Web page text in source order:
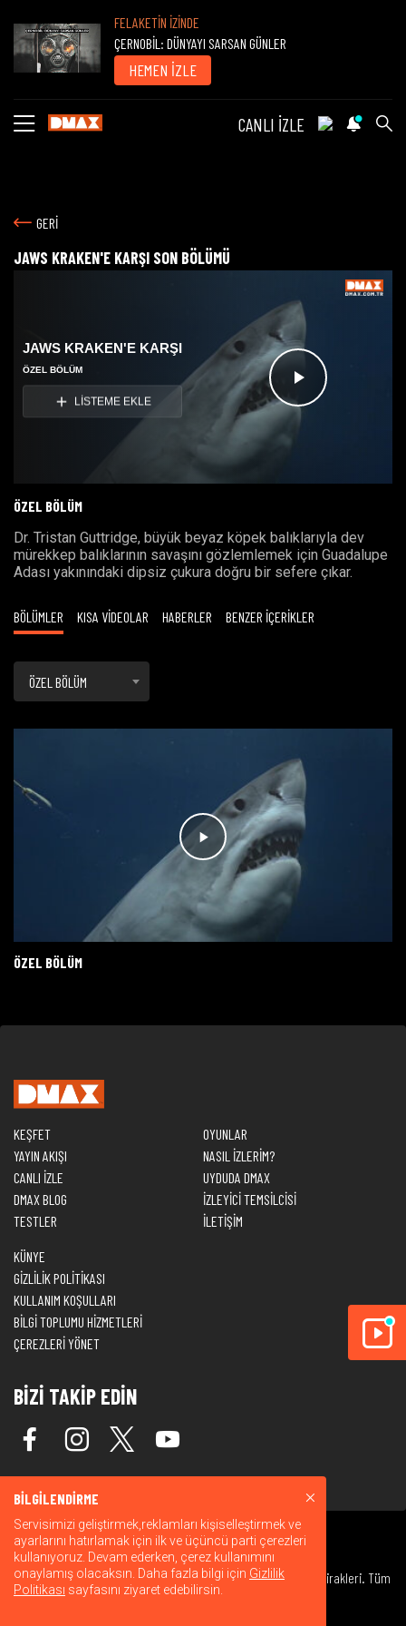
FELAKETİN İZİNDE
ÇERNOBİL: DÜNYAYI SARSAN GÜNLER
HEMEN İZLE
CANLI İZLE
GERİ
JAWS KRAKEN'E KARŞI SON BÖLÜMÜ
Videoyu
JAWS KRAKEN'E KARŞI
ÖZEL BÖLÜM
LİSTEME EKLE
ÖZEL BÖLÜM
Dr. Tristan Guttridge, büyük beyaz köpek balıklarıyla dev
mürekkep balıklarının savaşını gözlemlemek için Guadalupe
Adası yakınındaki dipsiz çukura doğru bir sefere çıkar.
BÖLÜMLER KISA VİDEOLAR HABERLER BENZER İÇERİKLER
ÖZEL BÖLÜM
ÖZEL BÖLÜM
KEŞFET
YAYIN AKIŞI
CANLI İZLE
DMAX BLOG
TESTLER
OYUNLAR
NASIL İZLERİM?
UYDUDA DMAX
İZLEYİCİ TEMSİLCİSİ
İLETİŞİM
KÜNYE
GİZLİLİK POLİTİKASI
KULLANIM KOŞULLARI
BİLGİ TOPLUMU HİZMETLERİ
ÇEREZLERİ YÖNET
BİZİ TAKİP EDİN
© 2026 Warner Bros. Discovery, Inc. veya bağlı kuruluşları ve iştirakleri. Tüm
hakları saklıdır.
BİLGİLENDİRME
Servisimizi geliştirmek,reklamları kişiselleştirmek ve
ayarlarını hatırlamak için ilk ve üçüncü parti çerezleri
kullanıyoruz. Devam ederken, çerez kullanımını
onaylamış olacaksın. Daha fazla bilgi için Gizlilik
Politikası sayfasını ziyaret edebilirsin.